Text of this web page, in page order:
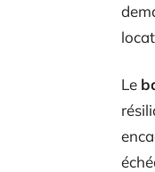
Le